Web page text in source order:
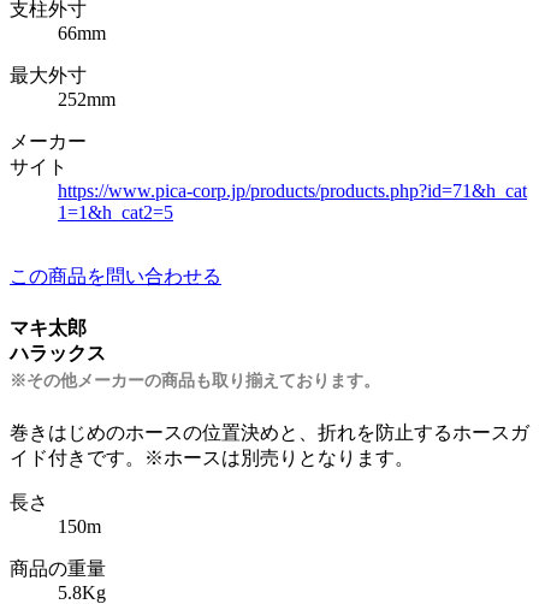
支柱外寸
66mm
最大外寸
252mm
メーカー
サイト
https://www.pica-corp.jp/products/products.php?id=71&h_cat
1=1&h_cat2=5
この商品を問い合わせる
マキ太郎
ハラックス
※その他メーカーの商品も取り揃えております。
巻きはじめのホースの位置決めと、折れを防止するホースガ
イド付きです。※ホースは別売りとなります。
長さ
150m
商品の重量
5.8Kg